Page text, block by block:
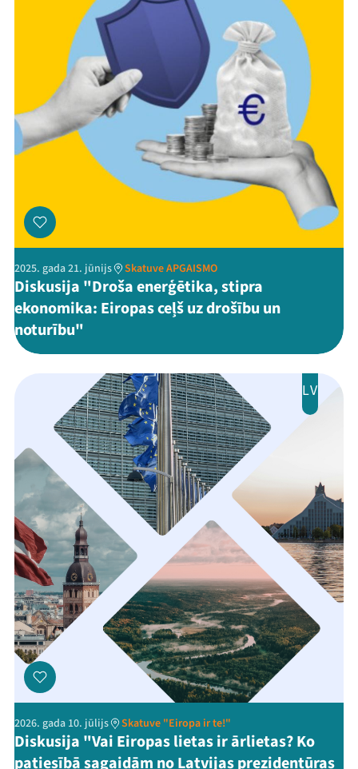
2025. gada 21. jūnijs Skatuve APGAISMO
Diskusija "Droša enerģētika, stipra
ekonomika: Eiropas ceļš uz drošību un
noturību"
LV
2026. gada 10. jūlijs Skatuve "Eiropa ir te!"
Diskusija "Vai Eiropas lietas ir ārlietas? Ko
patiesībā sagaidām no Latvijas prezidentūras